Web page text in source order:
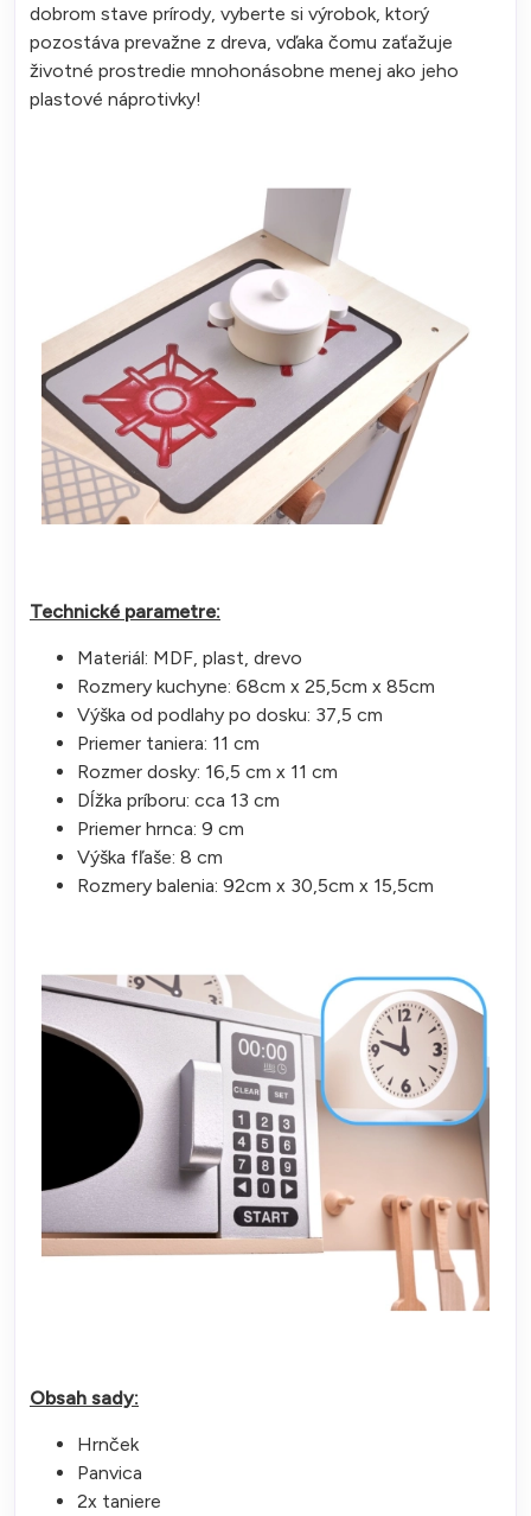
dobrom stave prírody, vyberte si výrobok, ktorý
pozostáva prevažne z dreva, vďaka čomu zaťažuje
životné prostredie mnohonásobne menej ako jeho
plastové náprotivky!
Technické parametre:
Materiál: MDF, plast, drevo
Rozmery kuchyne: 68cm x 25,5cm x 85cm
Výška od podlahy po dosku: 37,5 cm
Priemer taniera: 11 cm
Rozmer dosky: 16,5 cm x 11 cm
Dĺžka príboru: cca 13 cm
Priemer hrnca: 9 cm
Výška fľaše: 8 cm
Rozmery balenia: 92cm x 30,5cm x 15,5cm
Obsah sady:
Hrnček
Panvica
2x taniere